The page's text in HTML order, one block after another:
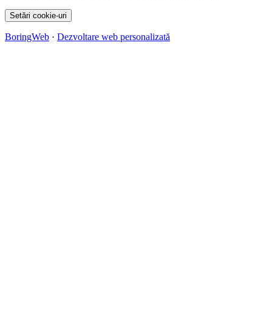
Setări cookie-uri
BoringWeb · Dezvoltare web personalizată